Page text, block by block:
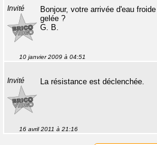
Invité
Bonjour, votre arrivée d'eau
gelée ?
G. B.
10 janvier 2009 à 04:51
Invité La résistance est déclenchée.
16 avril 2011 à 21:16